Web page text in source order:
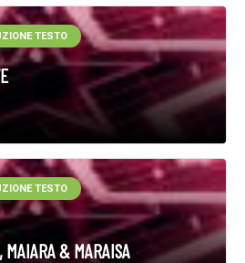
TESTO
MAIARA & MARAISA
TESTO